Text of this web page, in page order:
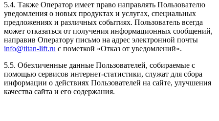
5.4. Также Оператор имеет право направлять Пользователю
уведомления о новых продуктах и услугах, специальных
предложениях и различных событиях. Пользователь всегда
может отказаться от получения информационных сообщений,
направив Оператору письмо на адрес электронной почты
info@titan-lift.ru с пометкой «Отказ от уведомлений».
5.5. Обезличенные данные Пользователей, собираемые с
помощью сервисов интернет-статистики, служат для сбора
информации о действиях Пользователей на сайте, улучшения
качества сайта и его содержания.